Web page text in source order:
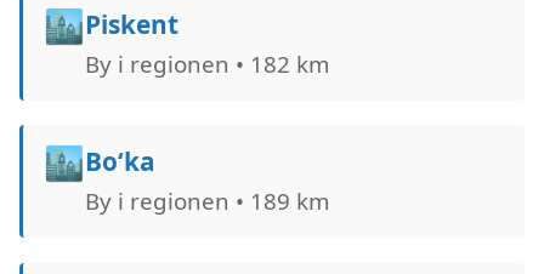
🏙️Piskent
By i regionen • 182 km
🏙️Bo‘ka
By i regionen • 189 km